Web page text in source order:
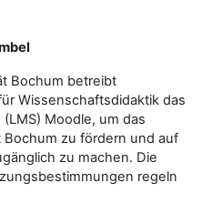
Bochum betreibt
Wissenschaftsdidaktik das
Moodle, um das
zu fördern und auf
zu machen. Die
regeln